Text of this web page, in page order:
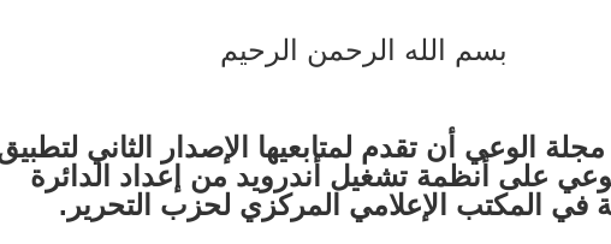
بسم الله الرحمن الرحيم
الوعي أن تقدم لمتابعيها الإصدار الثاني
على أنظمة تشغيل أندرويد من إعداد الدائرة
في المكتب الإعلامي المركزي لحزب التحرير.